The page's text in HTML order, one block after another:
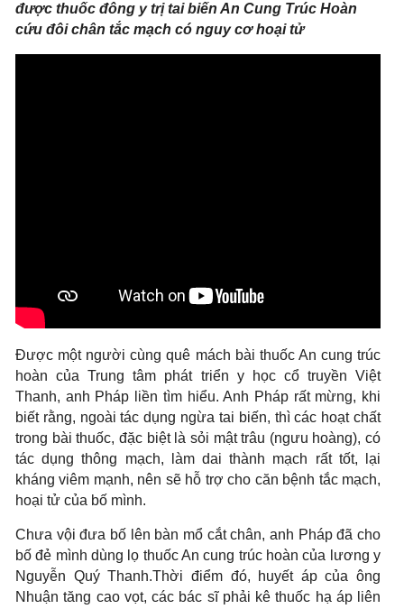
được thuốc đông y trị tai biến An Cung Trúc Hoàn
cứu đôi chân tắc mạch có nguy cơ hoại tử
Được một người cùng quê mách bài thuốc An cung trúc
hoàn của Trung tâm phát triển y học cổ truyền Việt
Thanh, anh Pháp liền tìm hiểu. Anh Pháp rất mừng, khi
biết rằng, ngoài tác dụng ngừa tai biến, thì các hoạt chất
trong bài thuốc, đặc biệt là sỏi mật trâu (ngưu hoàng), có
tác dụng thông mạch, làm dai thành mạch rất tốt, lại
kháng viêm mạnh, nên sẽ hỗ trợ cho căn bệnh tắc mạch,
hoại tử của bố mình.
Chưa vội đưa bố lên bàn mổ cắt chân, anh Pháp đã cho
bố đẻ mình dùng lọ thuốc An cung trúc hoàn của lương y
Nguyễn Quý Thanh.Thời điểm đó, huyết áp của ông
Nhuận tăng cao vọt, các bác sĩ phải kê thuốc hạ áp liên